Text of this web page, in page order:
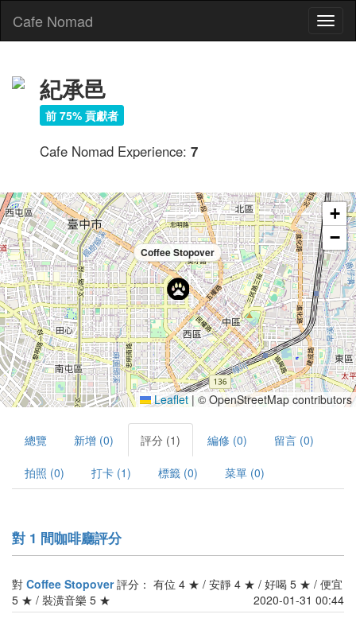
Cafe Nomad
紀承邑
前 75% 貢獻者
Cafe Nomad Experience: 7
Coffee Stopover
+
−
Leaflet | © OpenStreetMap contributors
總覽 新增 (0) 評分 (1) 編修 (0) 留言 (0)
拍照 (0) 打卡 (1) 標籤 (0) 菜單 (0)
對 1 間咖啡廳評分
對 Coffee Stopover評分： 有位 4 ★ / 安靜 4 ★ / 好喝 5 ★ / 便宜
5 ★ / 裝潢音樂 5 ★
2020-01-31 00:44